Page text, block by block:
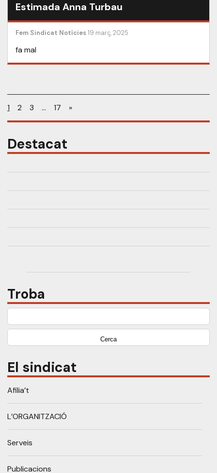
Estimada Anna Turbau
Fem Sindicat Notícies19 març, 2025
fa mal
1 2 3 … 17 »
Destacat
Troba
Cerca:
El sindicat
Afilia’t
L’ORGANITZACIÓ
Serveis
Publicacions